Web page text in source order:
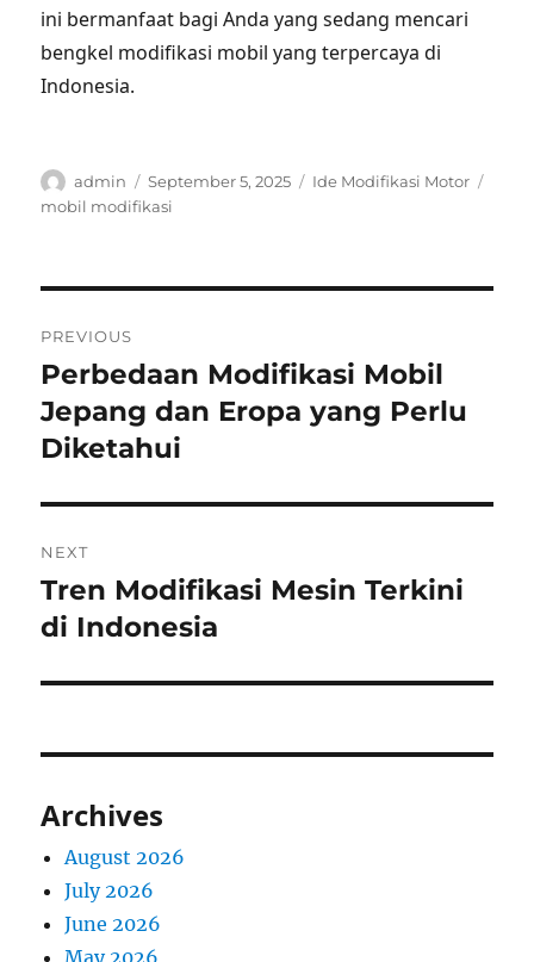
ini bermanfaat bagi Anda yang sedang mencari
bengkel modifikasi mobil yang terpercaya di
Indonesia.
Author
admin
Posted
on
September 5, 2025 Categories
Ide Modifikasi Motor
mobil modifikasi
navigation
PREVIOUS
Previous
post:
Perbedaan Modifikasi Mobil
Jepang dan Eropa yang Perlu
Diketahui
NEXT
Next
post:
Tren Modifikasi Mesin Terkini
di Indonesia
Archives
August 2026
July 2026
June 2026